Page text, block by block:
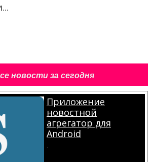
новости за сегодня
Приложение
новостной
агрегатор для
Android
.